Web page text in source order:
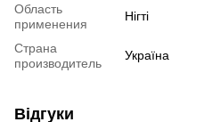
Область
применения
Нігті
Страна
производитель
Україна
Відгуки